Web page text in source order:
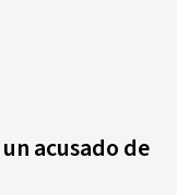
acusado de